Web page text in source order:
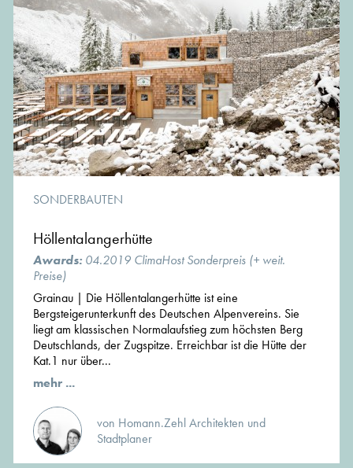
SONDERBAUTEN
Höllentalangerhütte
Awards: 04.2019 ClimaHost Sonderpreis (+ weit.
Preise)
Grainau | Die Höllentalangerhütte ist eine
Bergsteigerunterkunft des Deutschen Alpenvereins. Sie
liegt am klassischen Normalaufstieg zum höchsten Berg
Deutschlands, der Zugspitze. Erreichbar ist die Hütte der
Kat.1 nur über...
mehr ...
von Homann.Zehl Architekten und
Stadtplaner